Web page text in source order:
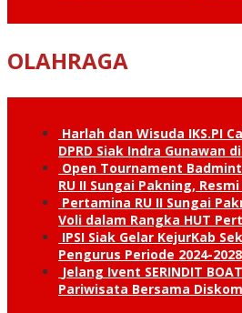
OLAHRAGA
Harlah dan Wisuda IKS.PI
DPRD Siak Indra Gunawan
Open Tournament
RU II Sungai Pakning,
Pertamina RU II Sungai
Voli dalam Rangka HUT
IPSI Siak Gelar KejurKab
Pengurus Periode 2024-2028
Jelang Ivent SERINDIT
Pariwisata Bersama